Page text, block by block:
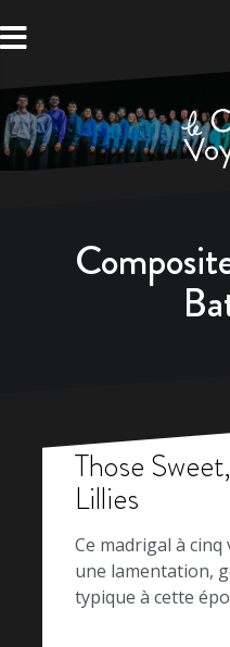
au
Those
Lillies
Ce madrigal à
une lamentation,
typique à cette